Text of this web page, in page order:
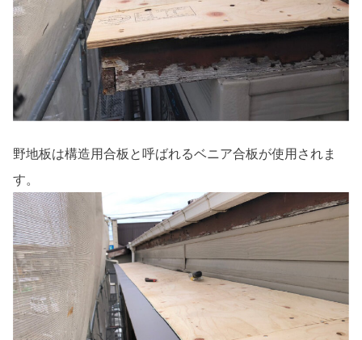
野地板は構造用合板と呼ばれるベニア合板が使用されま
す。